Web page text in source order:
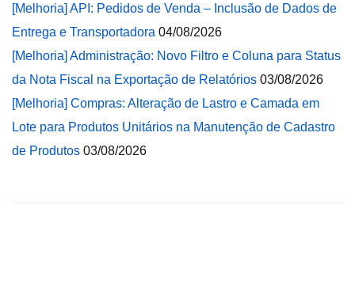
[Melhoria] API: Pedidos de Venda – Inclusão de Dados de
Entrega e Transportadora 04/08/2026
[Melhoria] Administração: Novo Filtro e Coluna para Status
da Nota Fiscal na Exportação de Relatórios 03/08/2026
[Melhoria] Compras: Alteração de Lastro e Camada em
Lote para Produtos Unitários na Manutenção de Cadastro
de Produtos 03/08/2026